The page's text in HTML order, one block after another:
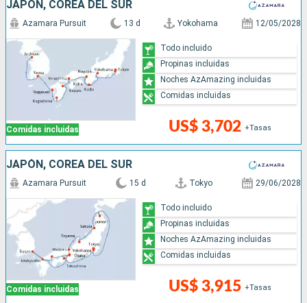
JAPÓN, COREA DEL SUR
Comidas incluidas
Azamara Pursuit 13 d Yokohama 12/05/2028
US$ 3,702 +Tasas
Todo incluido
Propinas incluidas
Noches AzAmazing incluidas
Comidas incluidas
JAPÓN, COREA DEL SUR
Comidas incluidas
Azamara Pursuit 15 d Tokyo 29/06/2028
US$ 3,915 +Tasas
Todo incluido
Propinas incluidas
Noches AzAmazing incluidas
Comidas incluidas